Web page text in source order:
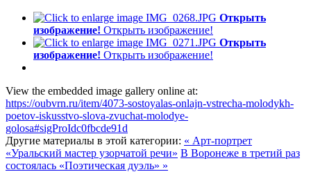
Открыть
изображение! Открыть изображение!
Открыть
изображение! Открыть изображение!
View the embedded image gallery online at:
https://oubvrn.ru/item/4073-sostoyalas-onlajn-vstrecha-molodykh-
poetov-iskusstvo-slova-zvuchat-molodye-
golosa#sigProIdc0fbcde91d
Другие материалы в этой категории: « Арт-портрет
«Уральский мастер узорчатой речи» В Воронеже в третий раз
состоялась «Поэтическая дуэль» »